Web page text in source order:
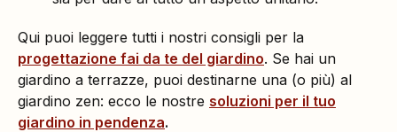
Qui puoi leggere tutti i nostri consigli per la
progettazione fai da te del giardino. Se hai un
giardino a terrazze, puoi destinarne una (o più) al
giardino zen: ecco le nostre soluzioni per il tuo
giardino in pendenza.